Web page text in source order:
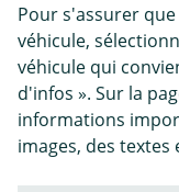
Pour s'assurer
véhicule,
véhicule qui
d'infos ». Sur la
informations
images, des